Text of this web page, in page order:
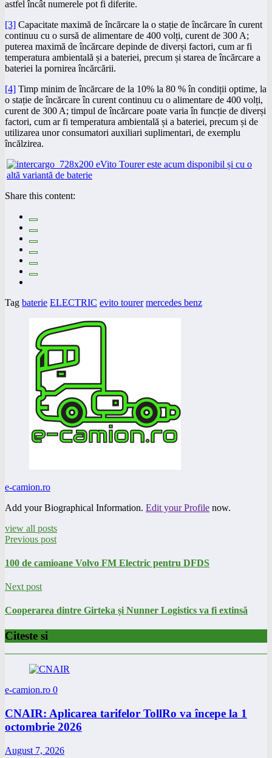
astfel încât numerele pot fi diferite.
[3] Capacitate maximă de încărcare la o stație de încărcare în curent
continuu cu o sursă de alimentare de 400 volți, curent de 300 A;
puterea maximă de încărcare depinde de diverși factori, cum ar fi
temperatura ambientală și a bateriei, precum și starea de încărcare a
bateriei la pornirea încărcării.
[4] Timp minim de încărcare de la 10% la 80 % în condiții optime, la
o stație de încărcare în curent continuu cu o alimentare de 400 volți,
curent de 300 A; timpul de încărcare poate varia în funcție de diverși
factori, cum ar fi temperatura ambientală și a bateriei, precum și de
utilizarea unor consumatori auxiliari suplimentari, de exemplu
încălzirea.
Share this content:
Tag baterie ELECTRIC evito tourer mercedes benz
e-camion.ro
Add your Biographical Information. Edit your Profile now.
view all posts
Previous post
100 de camioane Volvo FM Electric pentru DFDS
Next post
Cooperarea dintre Girteka și Nunner Logistics va fi extinsă
Citeste si
e-camion.ro 0
CNAIR: Aplicarea tarifelor TollRo va începe la 1
octombrie 2026
August 7, 2026